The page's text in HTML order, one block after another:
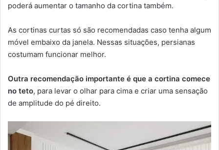
poderá aumentar o tamanho da cortina também.
As cortinas curtas só são recomendadas caso tenha algum
móvel embaixo da janela. Nessas situações, persianas
costumam funcionar melhor.
Outra recomendação importante é que a cortina comece
no teto, para levar o olhar para cima e criar uma sensação
de amplitude do pé direito.